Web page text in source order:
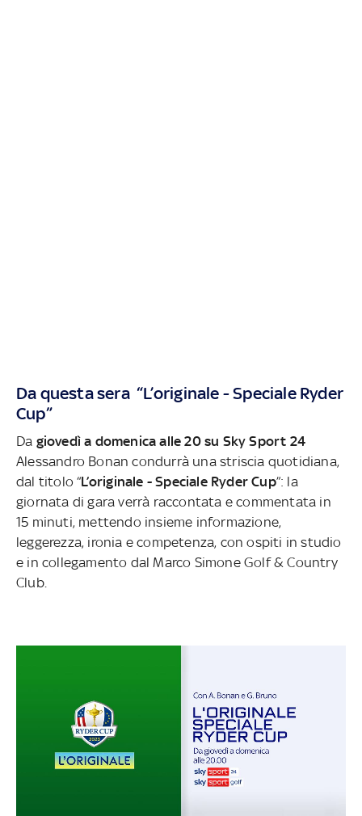
Da questa sera “L’originale - Speciale Ryder
Cup”
Da giovedì a domenica alle 20 su Sky Sport 24
Alessandro Bonan condurrà una striscia quotidiana,
dal titolo “L’originale - Speciale Ryder Cup”: la
giornata di gara verrà raccontata e commentata in
15 minuti, mettendo insieme informazione,
leggerezza, ironia e competenza, con ospiti in studio
e in collegamento dal Marco Simone Golf & Country
Club.